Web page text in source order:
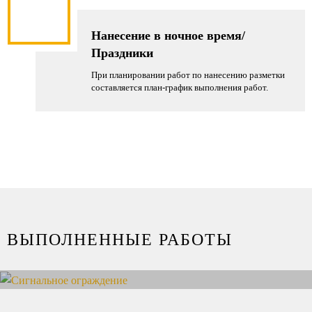
Нанесение в ночное время/
Праздники
При планировании работ по нанесению разметки
составляется план-график выполнения работ.
ВЫПОЛНЕННЫЕ РАБОТЫ